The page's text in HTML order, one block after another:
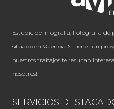
Estudio de Infografía, Fotografía de
situado en Valencia. Si tienes un
nuestros trabajos te resultan
nosotros!
SERVICIOS